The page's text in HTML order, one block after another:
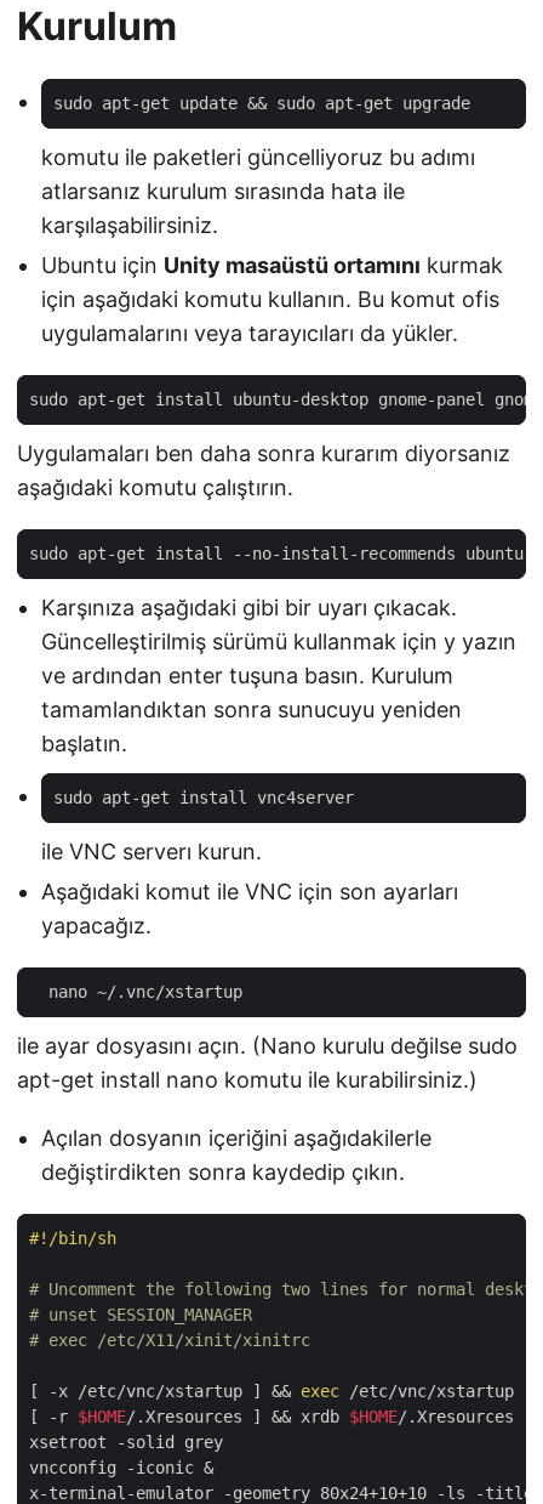
Kurulum
sudo apt-get update &&
komutu ile paketleri güncelliyoruz bu adımı
atlarsanız kurulum sırasında hata ile
karşılaşabilirsiniz.
Ubuntu için Unity masaüstü ortamını kurmak
için aşağıdaki komutu kullanın. Bu komut ofis
uygulamalarını veya tarayıcıları da yükler.
Uygulamaları ben daha sonra kurarım diyorsanız
aşağıdaki komutu çalıştırın.
Karşınıza aşağıdaki gibi bir uyarı çıkacak.
Güncelleştirilmiş sürümü kullanmak için y yazın
ve ardından enter tuşuna basın. Kurulum
tamamlandıktan sonra sunucuyu yeniden
başlatın.
ile VNC serverı kurun.
Aşağıdaki komut ile VNC için son ayarları
yapacağız.
ile ayar dosyasını açın. (Nano kurulu değilse sudo
apt-get install nano komutu ile kurabilirsiniz.)
Açılan dosyanın içeriğini aşağıdakilerle
değiştirdikten sonra kaydedip çıkın.
#!/bin/sh
# Uncomment the following two lines for normal
# unset SESSION_MANAGER
# exec /etc/X11/xinit/xinitrc
[ -x /etc/vnc/xstartup ] && exec
[
-r $HOME/.Xresources ] && xrdb $HOME
vncconfig -iconic &
x-terminal-emulator -geometry 80x24+10+10 -ls -title